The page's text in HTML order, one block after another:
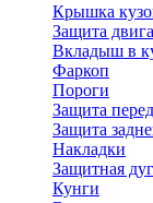
Крышка
Защита
Вкладыш в
Фаркоп
Пороги
Защита
Защита
Накладки
Защитная
Кунги